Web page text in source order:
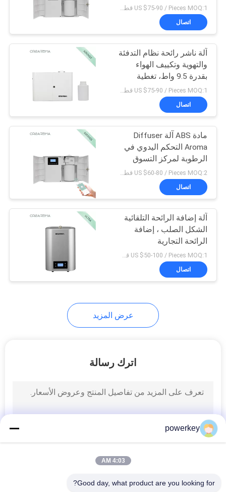
ناشر رائحة الفندق
34
ناشر رائحة كهربائي
40
موزع عطر كهربائي
18
رائحة آلة الهواء
US $75-90 / Pieces MOQ:1 قطعة/قطعة
اتصال
آلة ناشر رائحة نظام التدفئة
والتهوية وتكييف الهواء
بقدرة 9.5 واط، تغطية
2000 - 3000 متر مكعب،
سهلة الصيانة
US $75-90 / Pieces MOQ:1 قطعة/قطعة
اتصال
مادة ABS آلة Diffuser
Aroma التحكم اليدوي في
الرطوبة لمركز التسوق
اتصال
آلة إضافة الرائحة التلقائية
الشكل الصلب ، إضافة
الرائحة التجارية
اتصال
عرض المزيد
اترك رسالة
powerkey
4:03 AM
Good day, what product are you looking for?